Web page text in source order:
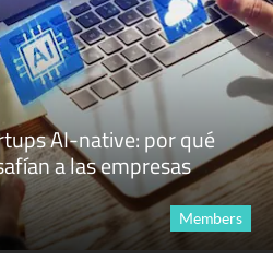
AI-native: por qué
a las empresas
Members